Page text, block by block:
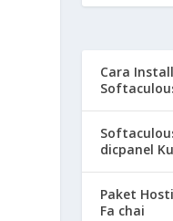
Cara
dicpanel
Paket
Fa chai